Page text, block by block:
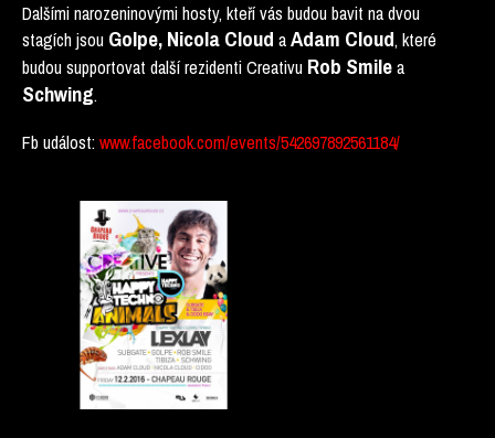
Dalšími narozeninovými hosty, kteří vás budou bavit na dvou
stagích jsou Golpe, Nicola Cloud aAdam Cloud, které
budou supportovat další rezidenti Creativu Rob Smilea
Schwing.
Fb událost:www.facebook.com/events/542697892561184/